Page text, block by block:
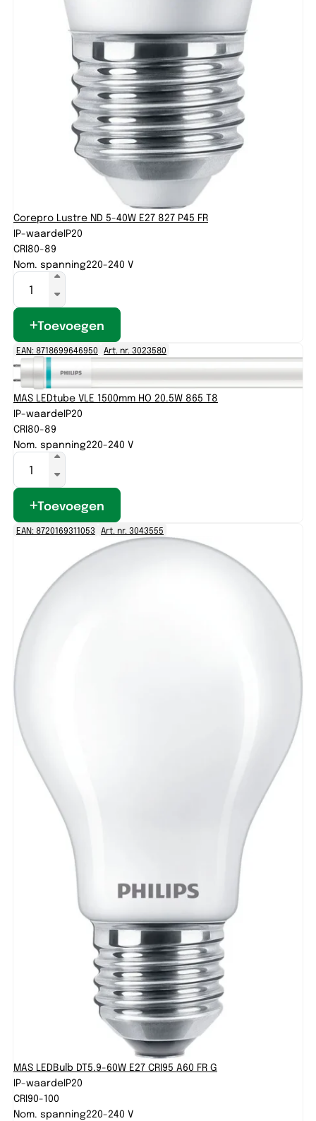
Corepro Lustre ND 5-40W E27 827 P45 FR
IP-waardeIP20
CRI80-89
Nom. spanning220-240 V
Toevoegen
EAN: 8718699646950 Art. nr. 3023580
MAS LEDtube VLE 1500mm HO 20.5W 865 T8
IP-waardeIP20
CRI80-89
Nom. spanning220-240 V
Toevoegen
EAN: 8720169311053 Art. nr. 3043555
MAS LEDBulb DT5.9-60W E27 CRI95 A60 FR G
IP-waardeIP20
CRI90-100
Nom. spanning220-240 V